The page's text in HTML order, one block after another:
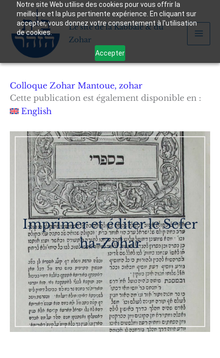
Notre site Web utilise des cookies pour vous offrir la
meilleure et la plus pertinente expérience. En cliquant sur
accepter, vous donnez votre consentement à l'utilisation
de cookies.
Accepter
Aller
contenu
Le site de la Kabbale & du
Zohar
Colloque Zohar Mantoue, zohar
Cette publication est également disponible en :
English
Imprimer et éditer le Sefer
ha-Zohar